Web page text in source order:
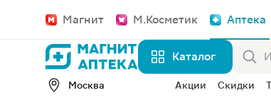
Магнит М.Косметик Аптека
Каталог
Москва Акции Скидки